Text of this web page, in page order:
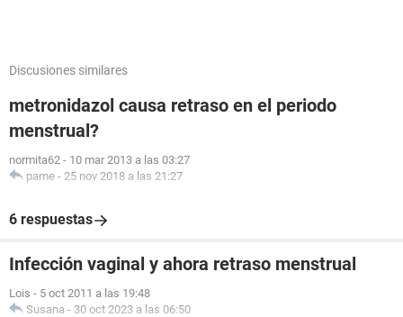
Discusiones similares
metronidazol causa retraso en el periodo
menstrual?
normita62 - 10 mar 2013 a las 03:27
pame - 25 nov 2018 a las 21:27
6 respuestas
Infección vaginal y ahora retraso menstrual
Lois - 5 oct 2011 a las 19:48
Susana - 30 oct 2023 a las 06:50